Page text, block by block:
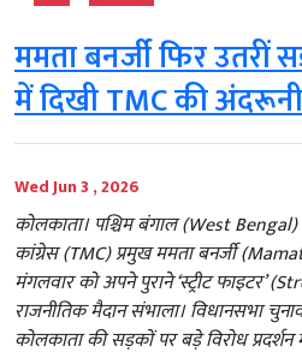
ममता बनर्जी फिर
में दिखी TMC की
Wed Jun 3 , 2026
कोलकाता। पश्चिम बंगाल (West
कांग्रेस (TMC) प्रमुख ममता बनर्जी
मंगलवार को अपने पुराने ‘स्ट्रीट फाइटर’
राजनीतिक मैदान संभाला। विधानसभा
कोलकाता की सड़कों पर बड़े विरोध